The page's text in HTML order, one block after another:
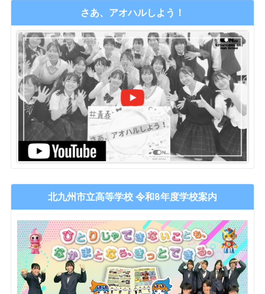
さあ、アオハルしよう！
北九州市立高等学校 令和8年度学校案内